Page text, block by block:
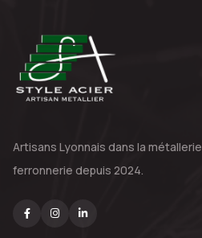
Artisans Lyonnais dans la métallerie
ferronnerie depuis 2024.